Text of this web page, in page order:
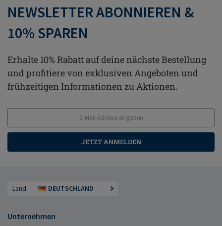
NEWSLETTER ABONNIEREN &
10% SPAREN
Erhalte 10% Rabatt auf deine nächste Bestellung
und profitiere von exklusiven Angeboten und
frühzeitigen Informationen zu Aktionen.
JETZT ANMELDEN
Land DEUTSCHLAND
Unternehmen